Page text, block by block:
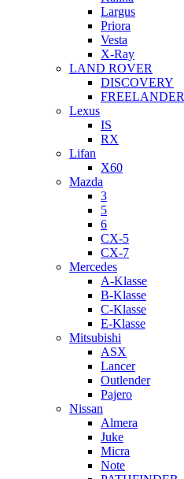
Largus
Priora
Vesta
X-Ray
LAND ROVER
DISCOVERY
FREELANDER
Lexus
IS
RX
Lifan
X60
Mazda
3
5
6
CX-5
CX-7
Mercedes
A-Klasse
B-Klasse
C-Klasse
E-Klasse
Mitsubishi
ASX
Lancer
Outlender
Pajero
Nissan
Almera
Juke
Micra
Note